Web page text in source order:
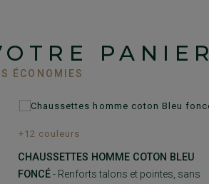
PANIER
ÉCONOMIES
+12 couleurs
CHAUSSETTES HOMME COTON BLEU
FONCÉ- Renforts talons et pointes, sans